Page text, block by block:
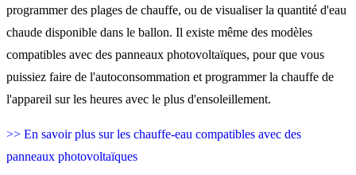
programmer des plages de chauffe, ou de visualiser la quantité d'eau
chaude disponible dans le ballon. Il existe même des modèles
compatibles avec des panneaux photovoltaïques, pour que vous
puissiez faire de l'autoconsommation et programmer la chauffe de
l'appareil sur les heures avec le plus d'ensoleillement.
>> En savoir plus sur les chauffe-eau compatibles avec des
panneaux photovoltaïques